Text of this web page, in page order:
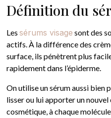
Définition du
Les sérums visage sont des
actifs. À la différence des
surface, ils pénètrent plus
rapidement dans l’épiderme.
On utilise un sérum aussi bien
lisser ou lui apporter un
cosmétique, à chaque